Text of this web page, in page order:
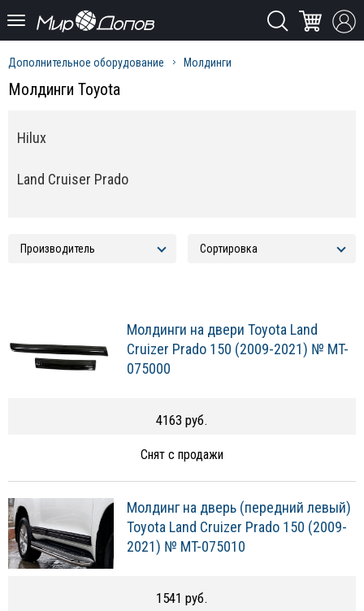
Дополнительное оборудование Молдинги
Молдинги Toyota
Hilux
Land Cruiser Prado
Молдинги на двери Toyota Land
Cruizer Prado 150 (2009-2021) № MT-
075000
4163 руб.
Снят с продажи
Молдинг на дверь (передний левый)
Toyota Land Cruizer Prado 150 (2009-
2021) № MT-075010
1541 руб.